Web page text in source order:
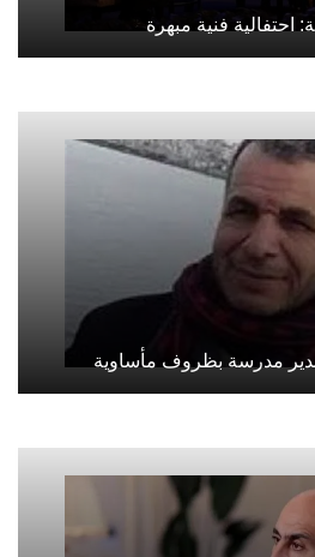
احتفالية فنية مبهرة
مدرسة بظروف مأساوية